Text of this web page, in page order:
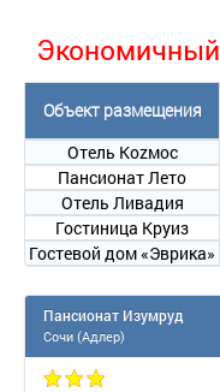
Экономичный
Объект размещения
Отель Коzмос
Пансионат Лето
Отель Ливадия
Гостиница Круиз
Гостевой дом «Эврика»
Пансионат Изумруд
Сочи (Адлер)